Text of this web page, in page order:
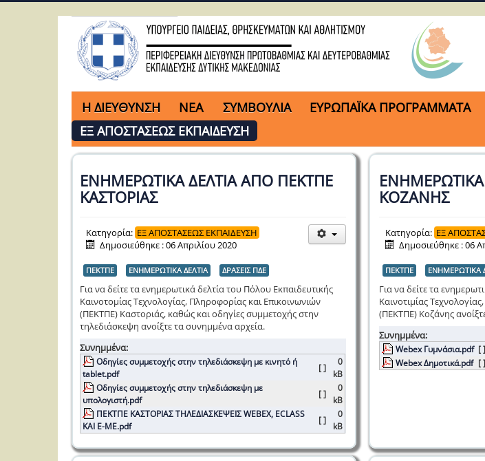
H ΔΙΕΥΘΥΝΣΗ ΝΕΑ ΣΥΜΒΟΥΛΙΑ ΕΥΡΩΠΑΪΚΑ ΠΡΟΓΡΑΜΜΑΤΑ
ΕΞ ΑΠΟΣΤΑΣΕΩΣ ΕΚΠΑΙΔΕΥΣΗ
ΕΝΗΜΕΡΩΤΙΚΑ ΔΕΛΤΙΑ ΑΠΟ ΠΕΚΤΠΕ
ΚΑΣΤΟΡΙΑΣ
Κατηγορία: ΕΞ ΑΠΟΣΤΑΣΕΩΣ ΕΚΠΑΙΔΕΥΣΗ
Δημοσιεύθηκε : 06 Απριλίου 2020
ΠΕΚΤΠΕ ΕΝΗΜΕΡΩΤΙΚΑ ΔΕΛΤΙΑ ΔΡΑΣΕΙΣ ΠΔΕ
Για να δείτε τα ενημερωτικά δελτία του Πόλου Εκπαιδευτικής
Καινοτομίας Τεχνολογίας, Πληροφορίας και Επικοινωνιών
(ΠΕΚΤΠΕ) Καστοριάς, καθώς και οδηγίες συμμετοχής στην
τηλεδιάσκεψη ανοίξτε τα συνημμένα αρχεία.
Συνημμένα:
Οδηγίες συμμετοχής στην τηλεδιάσκεψη με κινητό ή
tablet.pdf
[ ]
0
kB
Οδηγίες συμμετοχής στην τηλεδιάσκεψη με
υπολογιστή.pdf
[ ]
0
kB
ΠΕΚΤΠΕ ΚΑΣΤΟΡΙΑΣ ΤΗΛΕΔΙΑΣΚΕΨΕΙΣ WEBEX, ECLASS
ΚΑΙ Ε-ΜΕ.pdf
[ ]
0
kB
ΚΟΖΑΝΗΣ
Κατηγορία: ΕΞ
Δημοσιεύθηκε : 06
ΠΕΚΤΠΕ ΕΝΗΜΕΡΩΤΙΚΑ
Για να δείτε τα
Καινοτιμίας
(ΠΕΚΤΠΕ) Κοζάνης
Συνημμένα:
Webex Γυμνάσια.pdf [ ]
Webex Δημοτικά.pdf [ ]